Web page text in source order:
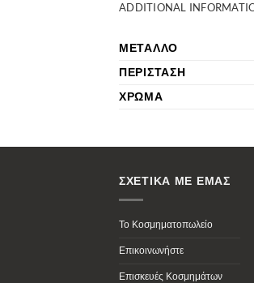
ADDITIONAL
ΜΈΤΑΛΛΟ
ΠΕΡΊΣΤΑΣΗ
ΧΡΏΜΑ
ΣΧΕΤΙΚΑ ΜΕ ΕΜΑΣ
Το Κοσμηματοπωλείο
Επικοινωνήστε
Επισκευές Κοσμημάτων